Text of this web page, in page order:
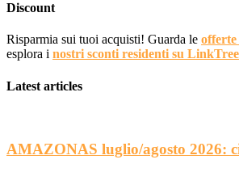
Discount
Risparmia sui tuoi acquisti! Guarda le offerte
esplora i nostri sconti residenti su LinkTree
Latest articles
AMAZONAS luglio/agosto 2026: